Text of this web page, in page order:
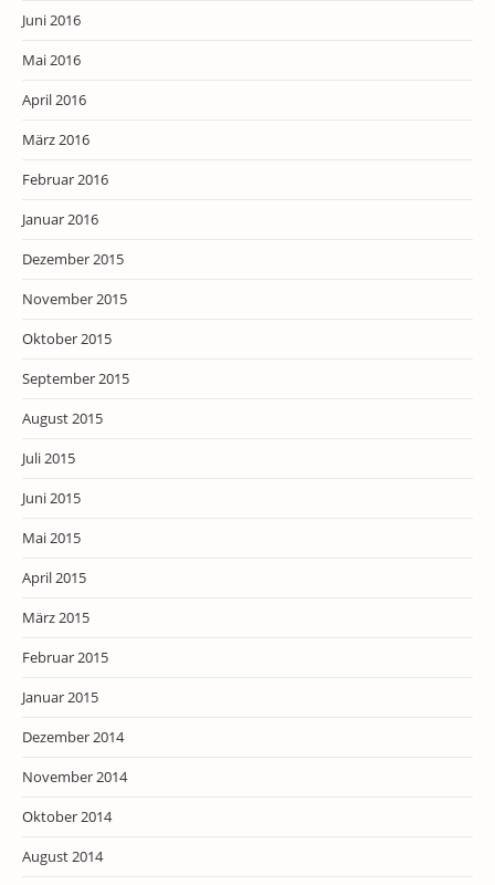
Juni 2016
Mai 2016
April 2016
März 2016
Februar 2016
Januar 2016
Dezember 2015
November 2015
Oktober 2015
September 2015
August 2015
Juli 2015
Juni 2015
Mai 2015
April 2015
März 2015
Februar 2015
Januar 2015
Dezember 2014
November 2014
Oktober 2014
August 2014